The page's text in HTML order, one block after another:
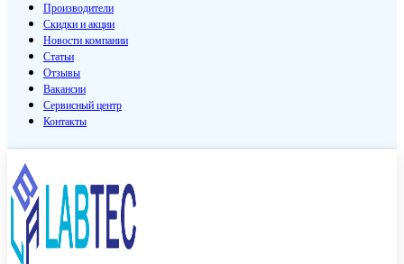
Производители
Скидки и акции
Новости компании
Статьи
Отзывы
Вакансии
Сервисный центр
Контакты